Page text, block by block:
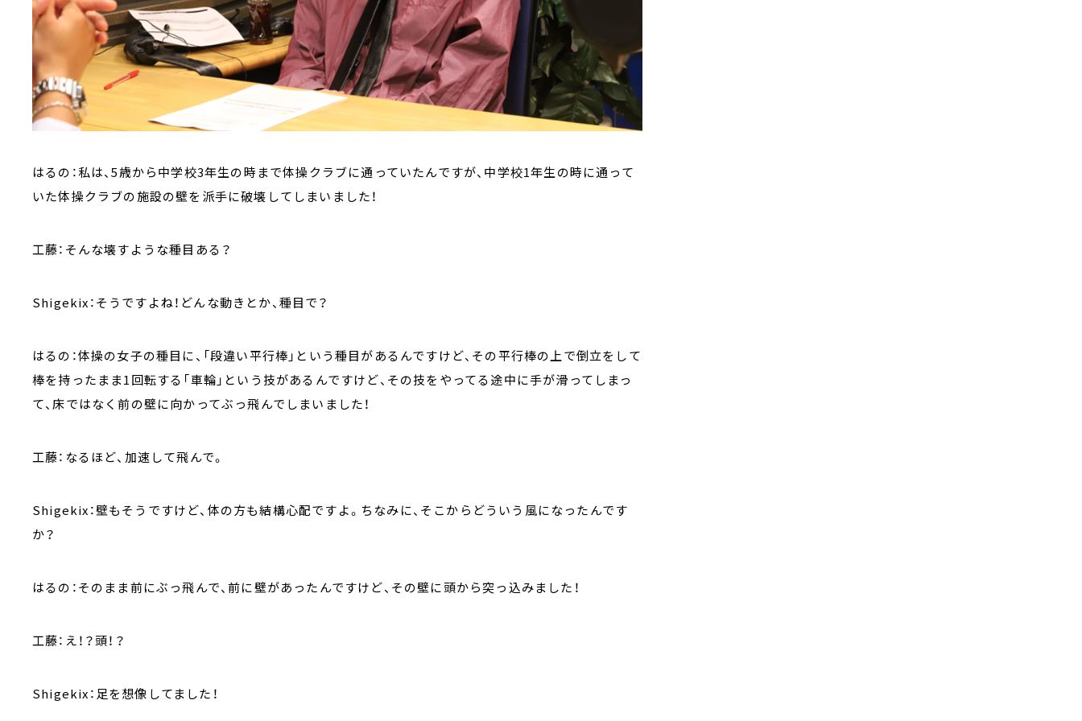
はるの：私は、5歳から中学校3年生の時まで体操クラブに通っていたんですが、中学校1年生の時に通って
いた体操クラブの施設の壁を派手に破壊してしまいました！
工藤：そんな壊すような種目ある？
Shigekix：そうですよね！どんな動きとか、種目で？
はるの：体操の女子の種目に、「段違い平行棒」という種目があるんですけど、その平行棒の上で倒立をして
棒を持ったまま1回転する「車輪」という技があるんですけど、その技をやってる途中に手が滑ってしまっ
て、床ではなく前の壁に向かってぶっ飛んでしまいました！
工藤：なるほど、加速して飛んで。
Shigekix：壁もそうですけど、体の方も結構心配ですよ。ちなみに、そこからどういう風になったんです
か？
はるの：そのまま前にぶっ飛んで、前に壁があったんですけど、その壁に頭から突っ込みました！
工藤：え！？頭！？
Shigekix：足を想像してました！